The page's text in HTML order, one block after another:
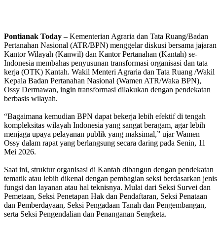
Pontianak Today –Kementerian Agraria dan Tata Ruang/Badan
Pertanahan Nasional (ATR/BPN) menggelar diskusi bersama jajaran
Kantor Wilayah (Kanwil) dan Kantor Pertanahan (Kantah) se-
Indonesia membahas penyusunan transformasi organisasi dan tata
kerja (OTK) Kantah. Wakil Menteri Agraria dan Tata Ruang /Wakil
Kepala Badan Pertanahan Nasional (Wamen ATR/Waka BPN),
Ossy Dermawan, ingin transformasi dilakukan dengan pendekatan
berbasis wilayah.
“Bagaimana kemudian BPN dapat bekerja lebih efektif di tengah
kompleksitas wilayah Indonesia yang sangat beragam, agar lebih
menjaga upaya pelayanan publik yang maksimal,” ujar Wamen
Ossy dalam rapat yang berlangsung secara daring pada Senin, 11
Mei 2026.
Saat ini, struktur organisasi di Kantah dibangun dengan pendekatan
tematik atau lebih dikenal dengan pembagian seksi berdasarkan jenis
fungsi dan layanan atau hal teknisnya. Mulai dari Seksi Survei dan
Pemetaan, Seksi Penetapan Hak dan Pendaftaran, Seksi Penataan
dan Pemberdayaan, Seksi Pengadaan Tanah dan Pengembangan,
serta Seksi Pengendalian dan Penanganan Sengketa.